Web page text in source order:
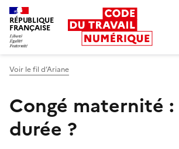
RÉPUBLIQUE
FRANÇAISE
Voir le fil d’Ariane
Congé maternité
durée ?